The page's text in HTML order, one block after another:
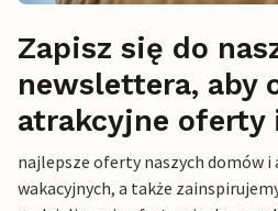
Zapisz się do
newslettera, aby
atrakcyjne
najlepsze oferty naszych domów
wakacyjnych, a także